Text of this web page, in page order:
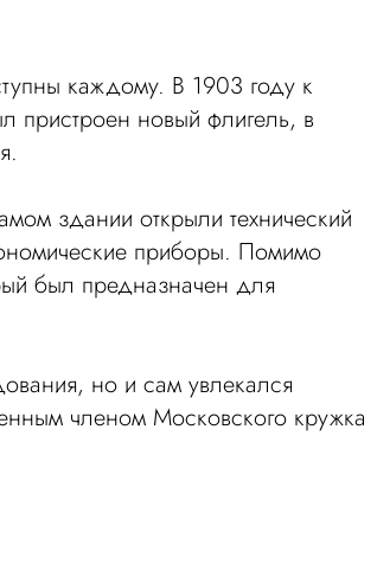
каждому. В 1903 году к
пристроен новый флигель, в
здании открыли технический
приборы. Помимо
был предназначен для
но и сам увлекался
членом Московского кружка